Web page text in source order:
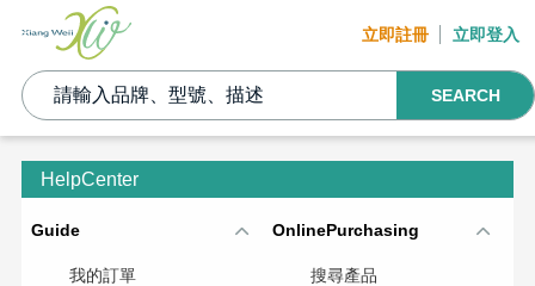
立即註冊 立即登入
SEARCH
HelpCenter
Guide
我的訂單
OnlinePurchasing
搜尋產品